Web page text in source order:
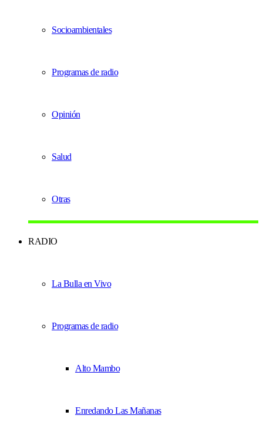
Socioambientales
Programas de radio
Opinión
Salud
Otras
RADIO
La Bulla en Vivo
Programas de radio
Alto Mambo
Enredando Las Mañanas